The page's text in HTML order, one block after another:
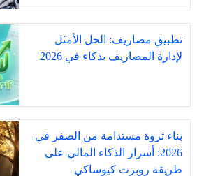
تطبيق مصاريف: الحل الأمثل
لإدارة المصاريف بذكاء في 2026
بناء ثروة مستدامة من الصفر في
2026: أسرار الذكاء المالي على
طريقة روبرت كيوساكي